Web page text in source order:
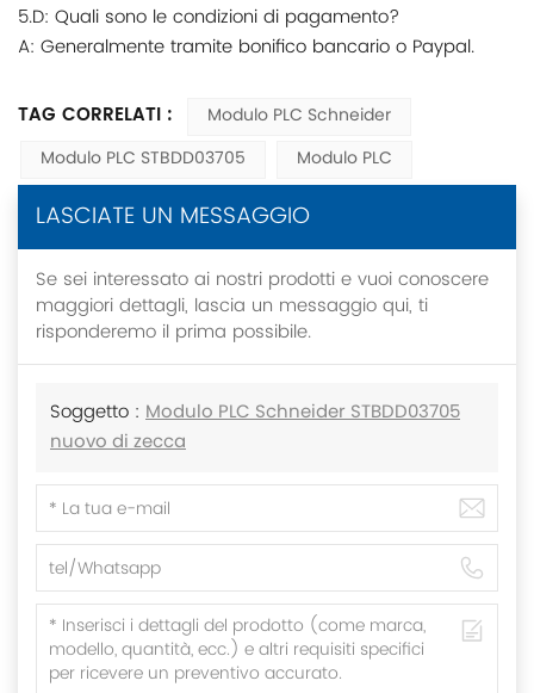
5.D: Quali sono le condizioni di pagamento?
A: Generalmente tramite bonifico bancario o Paypal.
TAG CORRELATI :
Modulo PLC Schneider
Modulo PLC STBDD03705
Modulo PLC
LASCIATE UN MESSAGGIO
Se sei interessato ai nostri prodotti e vuoi conoscere
maggiori dettagli, lascia un messaggio qui, ti
risponderemo il prima possibile.
Soggetto : Modulo PLC Schneider STBDD03705
nuovo di zecca